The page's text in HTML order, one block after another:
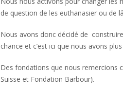
de question de les euthanasier ou de
Nous avons donc décidé de
chance et c’est ici que nous avons
Des fondations que nous remercions
Suisse et Fondation Barbour).